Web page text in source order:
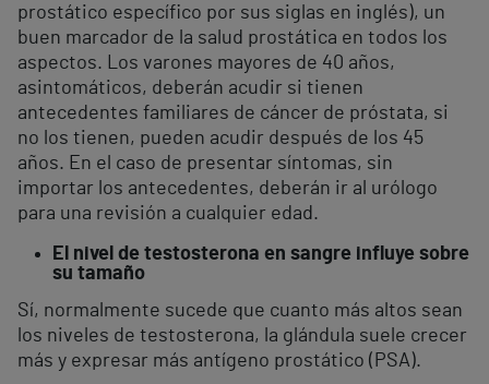
prostático específico por sus siglas en inglés), un
buen marcador de la salud prostática en todos los
aspectos. Los varones mayores de 40 años,
asintomáticos, deberán acudir si tienen
antecedentes familiares de cáncer de próstata, si
no los tienen, pueden acudir después de los 45
años. En el caso de presentar síntomas, sin
importar los antecedentes, deberán ir al urólogo
para una revisión a cualquier edad.
El nivel de testosterona en sangre influye sobre
su tamaño
Sí, normalmente sucede que cuanto más altos sean
los niveles de testosterona, la glándula suele crecer
más y expresar más antígeno prostático (PSA).